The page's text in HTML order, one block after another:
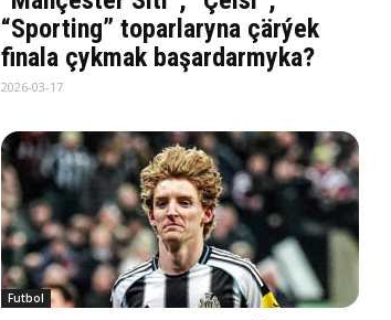
“Sporting” toparlaryna çärýek
finala çykmak başardarmyka?
2026-03-17
Futbol